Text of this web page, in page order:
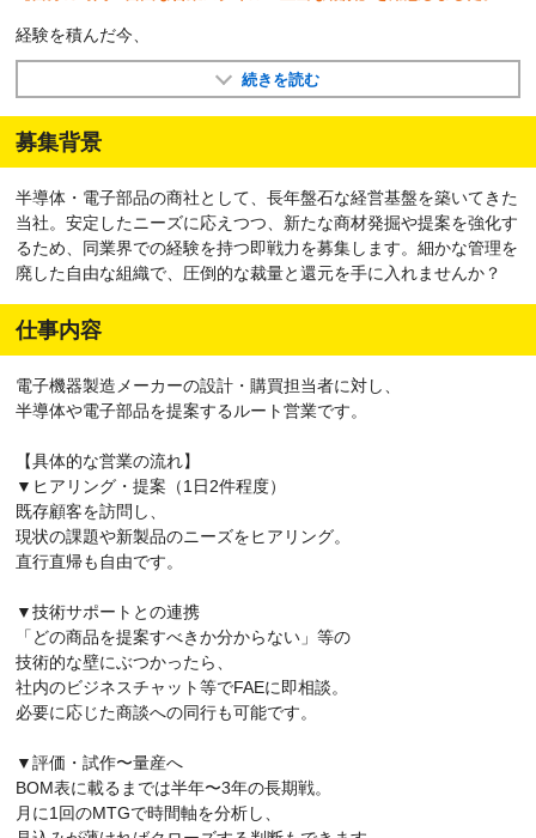
経験を積んだ今、
続きを読む
募集背景
半導体・電子部品の商社として、長年盤石な経営基盤を築いてきた
当社。安定したニーズに応えつつ、新たな商材発掘や提案を強化す
るため、同業界での経験を持つ即戦力を募集します。細かな管理を
廃した自由な組織で、圧倒的な裁量と還元を手に入れませんか？
仕事内容
電子機器製造メーカーの設計・購買担当者に対し、
半導体や電子部品を提案するルート営業です。
【具体的な営業の流れ】
▼ヒアリング・提案（1日2件程度）
既存顧客を訪問し、
現状の課題や新製品のニーズをヒアリング。
直行直帰も自由です。
▼技術サポートとの連携
「どの商品を提案すべきか分からない」等の
技術的な壁にぶつかったら、
社内のビジネスチャット等でFAEに即相談。
必要に応じた商談への同行も可能です。
▼評価・試作〜量産へ
BOM表に載るまでは半年〜3年の長期戦。
月に1回のMTGで時間軸を分析し、